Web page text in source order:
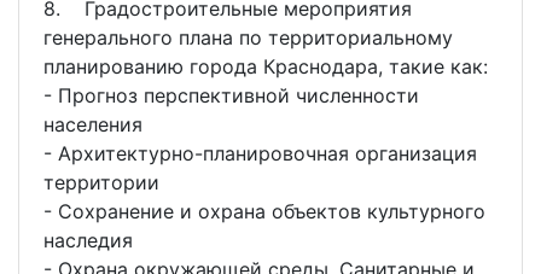
8. Градостроительные мероприятия
генерального плана по территориальному
планированию города Краснодара, такие как:
- Прогноз перспективной численности
населения
- Архитектурно-планировочная организация
территории
- Сохранение и охрана объектов культурного
наследия
- Охрана окружающей среды. Санитарные и